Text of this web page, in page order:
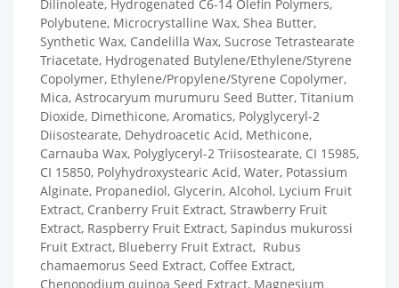
Dilinoleate, Hydrogenated C6-14 Olefin Polymers,
Polybutene, Microcrystalline Wax, Shea Butter,
Synthetic Wax, Candelilla Wax, Sucrose Tetrastearate
Triacetate, Hydrogenated Butylene/Ethylene/Styrene
Copolymer, Ethylene/Propylene/Styrene Copolymer,
Mica, Astrocaryum murumuru Seed Butter, Titanium
Dioxide, Dimethicone, Aromatics, Polyglyceryl-2
Diisostearate, Dehydroacetic Acid, Methicone,
Carnauba Wax, Polyglyceryl-2 Triisostearate, CI 15985,
CI 15850, Polyhydroxystearic Acid, Water, Potassium
Alginate, Propanediol, Glycerin, Alcohol, Lycium Fruit
Extract, Cranberry Fruit Extract, Strawberry Fruit
Extract, Raspberry Fruit Extract, Sapindus mukurossi
Fruit Extract, Blueberry Fruit Extract, Rubus
chamaemorus Seed Extract, Coffee Extract,
Chenopodium quinoa Seed Extract, Magnesium